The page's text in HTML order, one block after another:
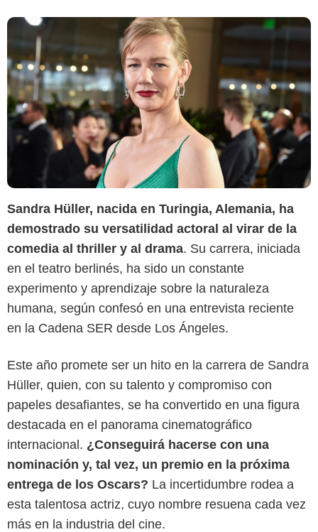
Sandra Hüller, nacida en Turingia, Alemania, ha
demostrado su versatilidad actoral al virar de la
comedia al thriller y al drama. Su carrera, iniciada
en el teatro berlinés, ha sido un constante
experimento y aprendizaje sobre la naturaleza
humana, según confesó en una entrevista reciente
en la Cadena SER desde Los Ángeles.
Este año promete ser un hito en la carrera de Sandra
Hüller, quien, con su talento y compromiso con
papeles desafiantes, se ha convertido en una figura
destacada en el panorama cinematográfico
internacional. ¿Conseguirá hacerse con una
nominación y, tal vez, un premio en la próxima
entrega de los Oscars? La incertidumbre rodea a
esta talentosa actriz, cuyo nombre resuena cada vez
más en la industria del cine.